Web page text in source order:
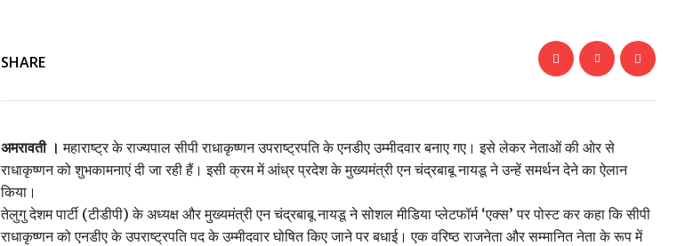
SHARE
अमरावती । महाराष्ट्र के राज्यपाल सीपी राधाकृष्णन उपराष्ट्रपति के एनडीए उम्मीदवार बनाए गए। इसे लेकर नेताओं की ओर से
राधाकृष्णन को शुभकामनाएं दी जा रही हैं। इसी क्रम में आंध्र प्रदेश के मुख्यमंत्री एन चंद्रबाबू नायडू ने उन्हें समर्थन देने का ऐलान
किया।
तेलुगु देशम पार्टी (टीडीपी) के अध्यक्ष और मुख्यमंत्री एन चंद्रबाबू नायडू ने सोशल मीडिया प्लेटफॉर्म ‘एक्स’ पर पोस्ट कर कहा कि सीपी
राधाकृष्णन को एनडीए के उपराष्ट्रपति पद के उम्मीदवार घोषित किए जाने पर बधाई। एक वरिष्ठ राजनेता और सम्मानित नेता के रूप में